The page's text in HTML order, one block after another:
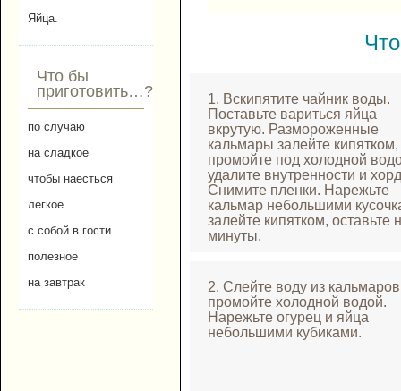
Яйца.
Что бы
приготовить…?
по случаю
на сладкое
чтобы наесться
легкое
с собой в гости
полезное
на завтрак
1. Вскипятите чайник воды.
Поставьте вариться яйца
вкрутую. Размороженные
кальмары залейте кипятком,
промойте под холодной
удалите внутренности и
Снимите пленки. Нарежьте
кальмар небольшими
залейте кипятком, оставьте
минуты.
2. Слейте воду из
промойте холодной водой.
Нарежьте огурец и яйца
небольшими кубиками.